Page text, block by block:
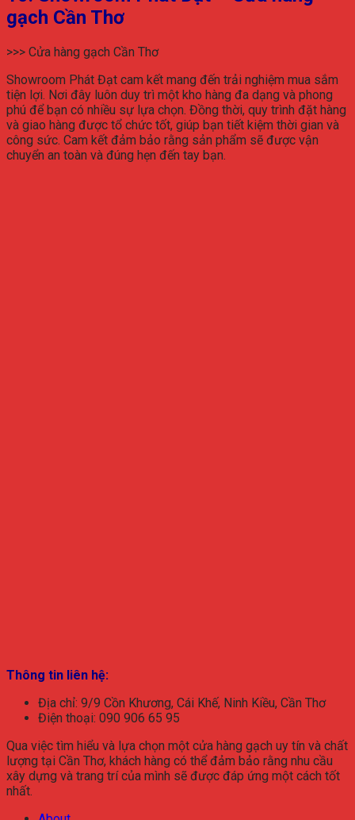
gạch Cần Thơ
>>> Cửa hàng gạch Cần Thơ
Showroom Phát Đạt cam kết mang đến trải nghiệm mua sắm
tiện lợi. Nơi đây luôn duy trì một kho hàng đa dạng và phong
phú để bạn có nhiều sự lựa chọn. Đồng thời, quy trình đặt hàng
và giao hàng được tổ chức tốt, giúp bạn tiết kiệm thời gian và
công sức. Cam kết đảm bảo rằng sản phẩm sẽ được vận
chuyển an toàn và đúng hẹn đến tay bạn.
Thông tin liên hệ:
Địa chỉ: 9/9 Cồn Khương, Cái Khế, Ninh Kiều, Cần Thơ
Điện thoại: 090 906 65 95
Qua việc tìm hiểu và lựa chọn một cửa hàng gạch uy tín và chất
lượng tại Cần Thơ, khách hàng có thể đảm bảo rằng nhu cầu
xây dựng và trang trí của mình sẽ được đáp ứng một cách tốt
nhất.